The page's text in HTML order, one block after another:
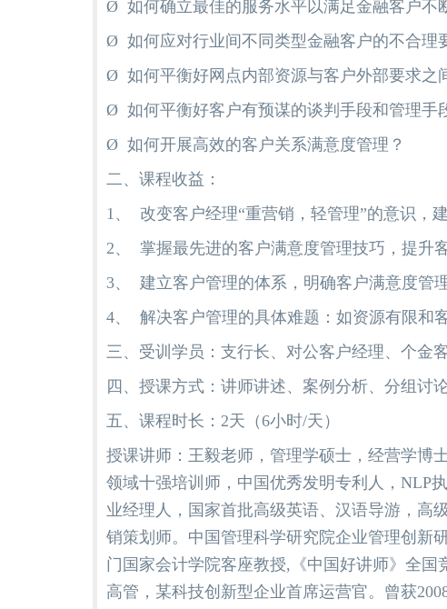
Ø 如何确立最佳的服务水平以满足金融客户不
Ø 如何应对行业间不同类型金融客户的不合理
Ø 如何平衡好网点内部资源与客户外部要求之
Ø 如何平衡好客户有预谋的谈判手段和管理手
Ø 如何开展高效的客户关系满意度管理？
二、课程收益：
1、 改变客户经理“重营销，轻管理”的意识，
2、 掌握最先进的客户满意度管理技巧，提升
3、 建立客户管理的体系，明确客户满意度管
4、 解决客户管理的具体难题：如资源有限和
三、受训学员：支行长、对公客户经理、个金
四、授课方式：讲师讲述、案例分析、分组讨
五、课程时长：2天（6小时/天）
授课讲师：王毅老师，管理学硕士，经营学博
领域十强培训师，中国优秀发明专利人，NLP
业经理人，国家首批高级英语、汉语导游，高
销策划师。中国管理科学研究院企业管理创新
门国家会计学院客座教授,《中国好讲师》全
高管，某科技创新型企业首席运营官。曾获